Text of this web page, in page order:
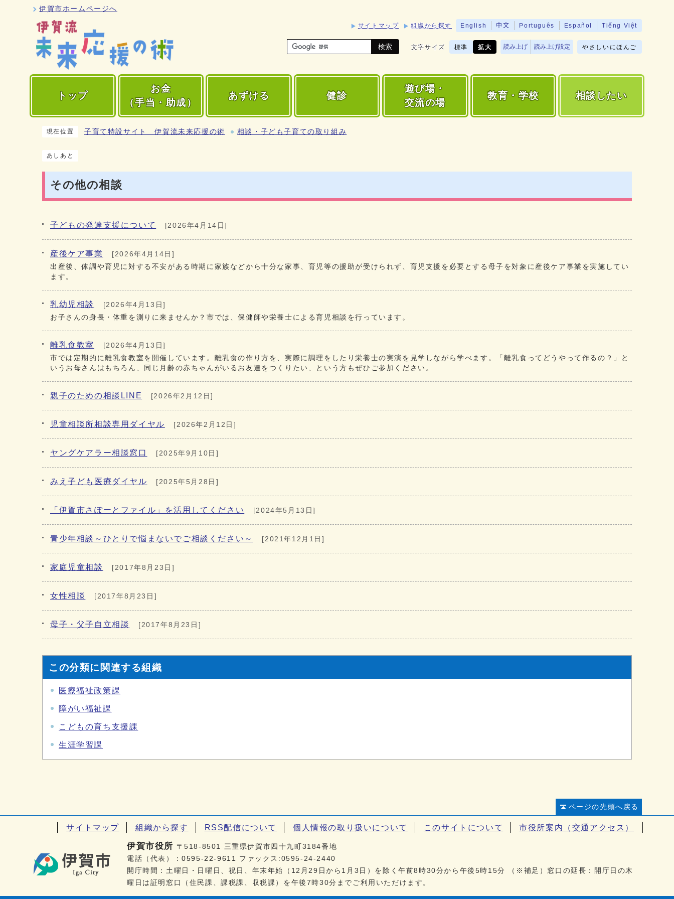
伊賀市ホームページへ
サイトマップ 組織から探す English 中文 Português Español Tiếng Việt
検索 文字サイズ 標準 拡大 読み上げ 読み上げ設定 やさしいにほんご
トップ
お金
（手当・助成）
あずける 健診
遊び場・
交流の場
教育・学校 相談したい
現在位置 子育て特設サイト 伊賀流未来応援の術 相談・子ども子育ての取り組み
あしあと
その他の相談
子どもの発達支援について [2026年4月14日]
産後ケア事業
[2026年4月14日]
出産後、体調や育児に対する不安がある時期に家族などから十分な家事、育児等の援助が受けられず、育児支援を必要とする母子を対象に産後ケア事業を実施してい
ます。
乳幼児相談
[2026年4月13日]
お子さんの身長・体重を測りに来ませんか？市では、保健師や栄養士による育児相談を行っています。
離乳食教室
[2026年4月13日]
市では定期的に離乳食教室を開催しています。離乳食の作り方を、実際に調理をしたり栄養士の実演を見学しながら学べます。「離乳食ってどうやって作るの？」と
いうお母さんはもちろん、同じ月齢の赤ちゃんがいるお友達をつくりたい、という方もぜひご参加ください。
親子のための相談LINE [2026年2月12日]
児童相談所相談専用ダイヤル [2026年2月12日]
ヤングケアラー相談窓口 [2025年9月10日]
みえ子ども医療ダイヤル [2025年5月28日]
「伊賀市さぽーとファイル」を活用してください [2024年5月13日]
青少年相談～ひとりで悩まないでご相談ください～ [2021年12月1日]
家庭児童相談 [2017年8月23日]
女性相談 [2017年8月23日]
母子・父子自立相談 [2017年8月23日]
この分類に関連する組織
医療福祉政策課
障がい福祉課
こどもの育ち支援課
生涯学習課
ページの先頭へ戻る
サイトマップ 組織から探す RSS配信について 個人情報の取り扱いについて このサイトについて 市役所案内（交通アクセス）
伊賀市役所 〒518-8501 三重県伊賀市四十九町3184番地
電話（代表）：0595-22-9611 ファックス:0595-24-2440
開庁時間：土曜日・日曜日、祝日、年末年始（12月29日から1月3日）を除く午前8時30分から午後5時15分 （※補足）窓口の延長：開庁日の木
曜日は証明窓口（住民課、課税課、収税課）を午後7時30分までご利用いただけます。